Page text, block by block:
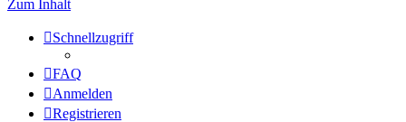
Zum Inhalt
Schnellzugriff
FAQ
Anmelden
Registrieren